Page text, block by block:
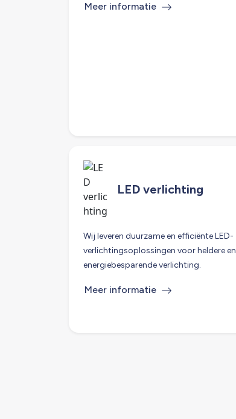
Meer informatie
LED verlichting
Wij leveren duurzame en efficiënte LED-
verlichtingsoplossingen voor heldere en
energiebesparende verlichting.
Meer informatie